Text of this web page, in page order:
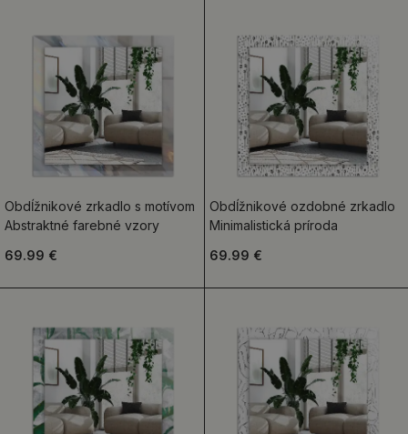
Obdĺžnikové zrkadlo s motívom
Abstraktné farebné vzory
69.99 €
Obdĺžnikové ozdobné zrkadlo
Minimalistická príroda
69.99 €